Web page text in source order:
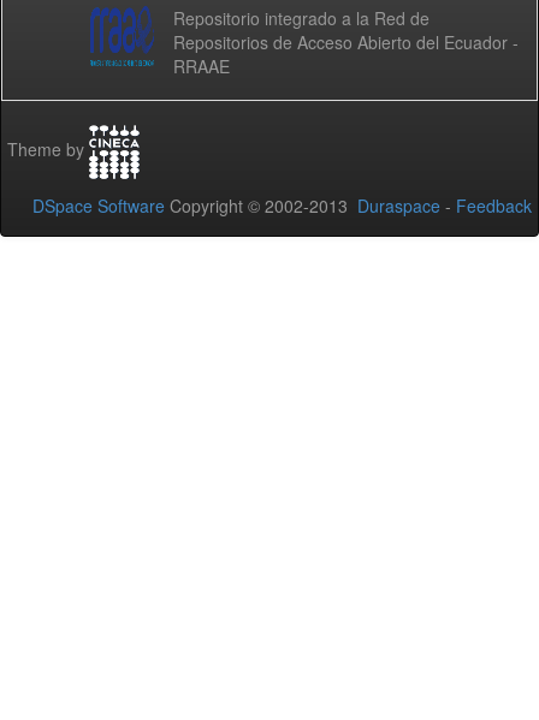
Repositorio integrado a la Red de
Repositorios de Acceso Abierto del Ecuador -
RRAAE
Theme by
DSpace Software Copyright © 2002-2013 Duraspace - Feedback